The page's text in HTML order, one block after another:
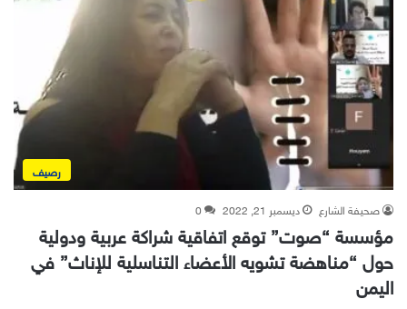
رصيف
صحيفة الشارع ديسمبر 21, 2022 0
مؤسسة “صوت” توقع اتفاقية شراكة عربية ودولية
حول “مناهضة تشويه الأعضاء التناسلية للإناث” في
اليمن